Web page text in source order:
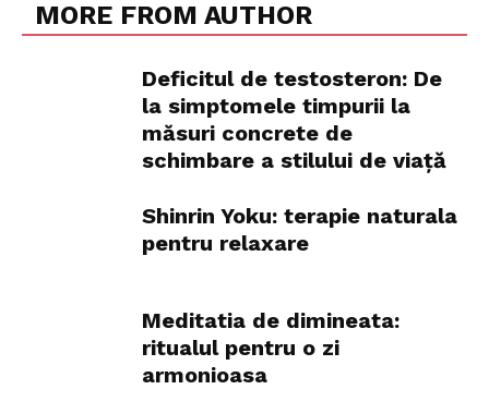
MORE FROM AUTHOR
Deficitul de testosteron: De
la simptomele timpurii la
măsuri concrete de
schimbare a stilului de viață
Shinrin Yoku: terapie naturala
pentru relaxare
Meditatia de dimineata:
ritualul pentru o zi
armonioasa